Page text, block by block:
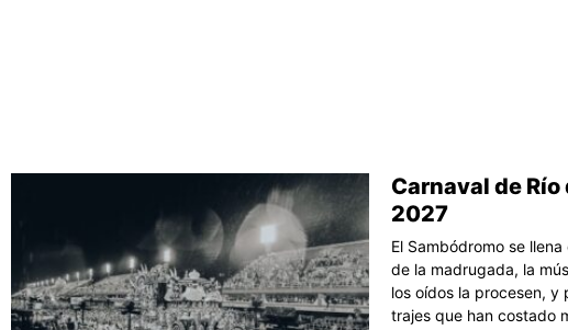
Carnaval de
2027
El Sambódromo se
de la madrugada, la
los oídos la procesen, y
trajes que han costado